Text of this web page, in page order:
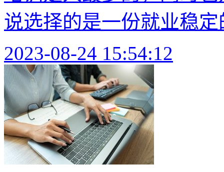
说选择的是一份就业稳
2023-08-24 15:54:12